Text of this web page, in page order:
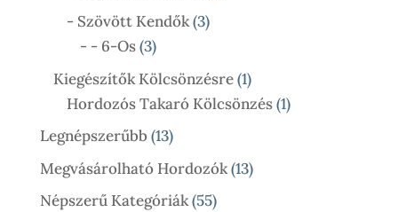
- Szövött Kendők 33
- - 6-Os 33
Termék
Kiegészítők Kölcsönzésre 11
Termék
Hordozós Takaró Kölcsönzés 11
Legnépszerűbb 1313
Termék
Megvásárolható Hordozók 1313
Népszerű Kategóriák 5555